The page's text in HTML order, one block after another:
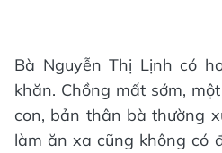
Bà Nguyễn Thị Lịnh có
khăn. Chồng mất sớm,
con, bản thân bà thường
làm ăn xa cũng không có